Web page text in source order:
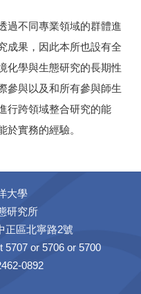
過不同專業領域的群體進
成果，因此本所也設有全
化學與生態研究的長期性
參與以及和所有參與師生
行跨領域整合研究的能
於實務的經驗。
大學
研究所
正區北寧路2號
5707 or 5706 or 5700
0892